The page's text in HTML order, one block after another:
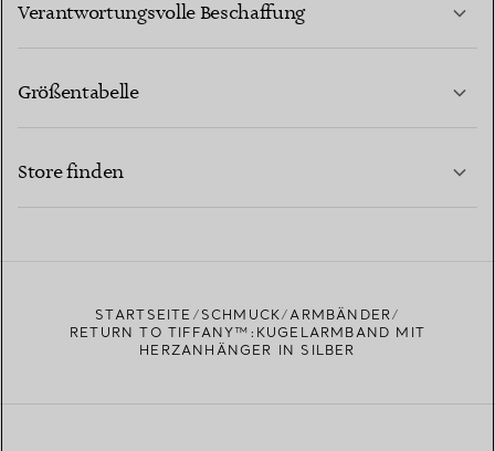
Verantwortungsvolle Beschaffung
Größentabelle
Store finden
STARTSEITE SCHMUCK
ARMBÄNDER
RETURN TO TIFFANY™:KUGELARMBAND MIT
HERZANHÄNGER IN SILBER